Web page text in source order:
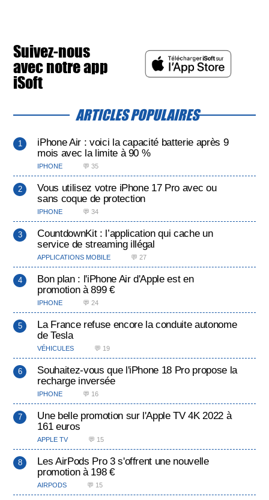
Suivez-nous
avec notre app
iSoft
ARTICLES POPULAIRES
iPhone Air : voici la capacité batterie après 9
mois avec la limite à 90 %
IPHONE 💬 35
Vous utilisez votre iPhone 17 Pro avec ou
sans coque de protection
IPHONE 💬 34
CountdownKit : l’application qui cache un
service de streaming illégal
APPLICATIONS MOBILE 💬 27
Bon plan : l'iPhone Air d'Apple est en
promotion à 899 €
IPHONE 💬 24
La France refuse encore la conduite autonome
de Tesla
VÉHICULES 💬 19
Souhaitez-vous que l'iPhone 18 Pro propose la
recharge inversée
IPHONE 💬 16
Une belle promotion sur l'Apple TV 4K 2022 à
161 euros
APPLE TV 💬 15
Les AirPods Pro 3 s'offrent une nouvelle
promotion à 198 €
AIRPODS 💬 15